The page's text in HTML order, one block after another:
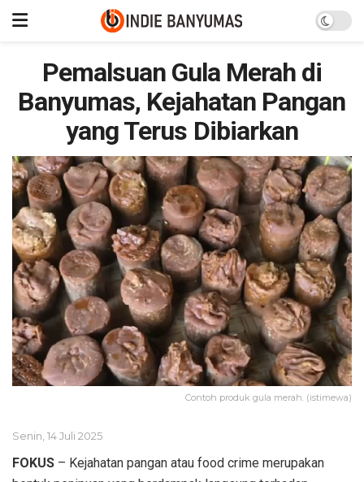
Pemalsuan Gula Merah di
Banyumas, Kejahatan Pangan
yang Terus Dibiarkan
Contoh produk gula merah. (istimewa)
Senin, 14 Juli 2025
FOKUS – Kejahatan pangan atau food crime merupakan